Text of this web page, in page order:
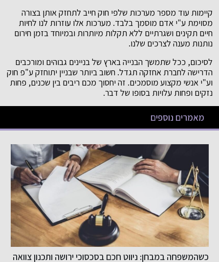
קיימות עוד מספר מערכות שלפי חוק חייב לתחזק אותן בצורה
מסוימת ע"י אדם מוסמך בלבד. מערכות אלו עוזרות לנו לחיות
חיים תקינים ושגרתיים ללא תקלות מיותרות ובמיוחד בזמן חירום
נותנות מענה לצרכים שלנו.
לסיכום, ככל שתמשך הבנייה בארץ של בניינים גבוהים ומורכבים
הדרישה לחברת אחזקה תגדל. חשוב ביותר שבניין יתוחזק ע"פ חוק
וע"י אנשי מקצוע מוסמכים. זה יחסוך מכם ריבים בין שכנים, פחות
נזקים ופחות עלויות בסופו של דבר.
מאמרים נוספים
צוואה שיפור האשראי שלך בקלות